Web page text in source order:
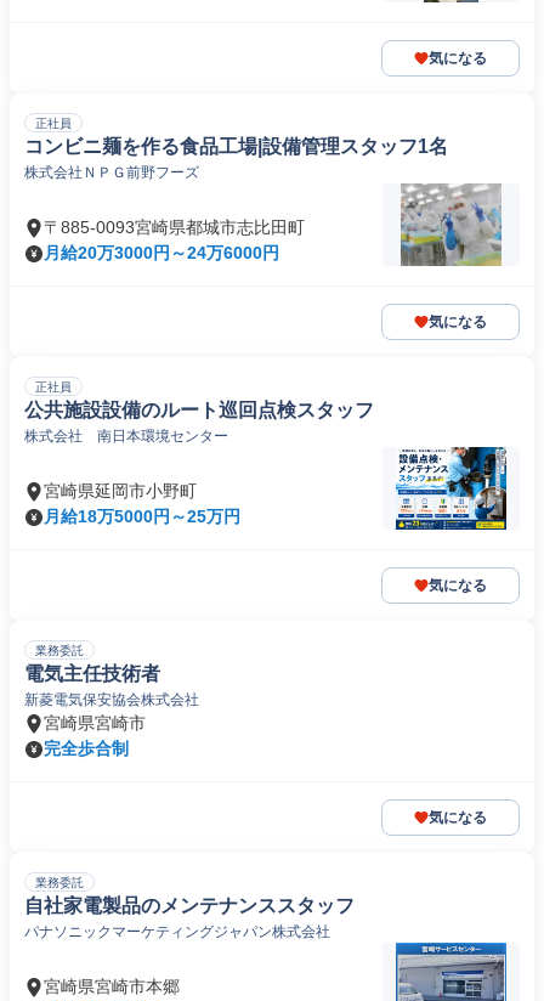
気になる
正社員
コンビニ麺を作る食品工場|設備管理スタッフ1名
株式会社ＮＰＧ前野フーズ
〒885-0093宮崎県都城市志比田町
月給20万3000円～24万6000円
気になる
正社員
公共施設設備のルート巡回点検スタッフ
株式会社 南日本環境センター
宮崎県延岡市小野町
月給18万5000円～25万円
気になる
業務委託
電気主任技術者
新菱電気保安協会株式会社
宮崎県宮崎市
完全歩合制
気になる
業務委託
自社家電製品のメンテナンススタッフ
パナソニックマーケティングジャパン株式会社
宮崎県宮崎市本郷